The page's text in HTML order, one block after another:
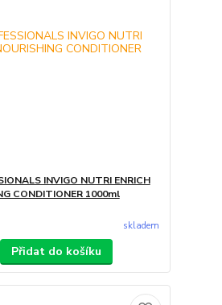
INVIGO NUTRI ENRICH
CONDITIONER 1000ml
skladem
Přidat do košíku